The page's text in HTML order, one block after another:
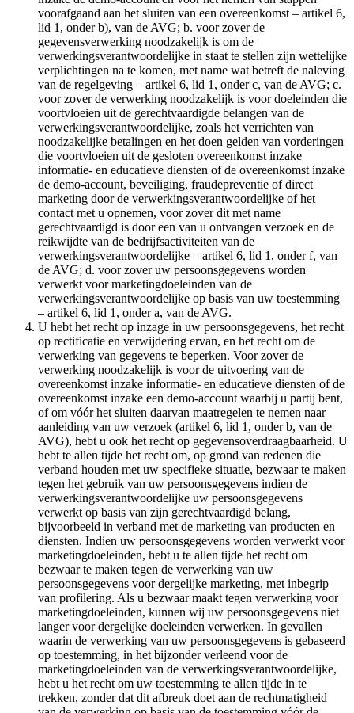
voorafgaand aan het sluiten van een overeenkomst – artikel 6,
lid 1, onder b), van de AVG; b. voor zover de
gegevensverwerking noodzakelijk is om de
verwerkingsverantwoordelijke in staat te stellen zijn wettelijke
verplichtingen na te komen, met name wat betreft de naleving
van de regelgeving – artikel 6, lid 1, onder c, van de AVG; c.
voor zover de verwerking noodzakelijk is voor doeleinden die
voortvloeien uit de gerechtvaardigde belangen van de
verwerkingsverantwoordelijke, zoals het verrichten van
noodzakelijke betalingen en het doen gelden van vorderingen
die voortvloeien uit de gesloten overeenkomst inzake
informatie- en educatieve diensten of de overeenkomst inzake
de demo-account, beveiliging, fraudepreventie of direct
marketing door de verwerkingsverantwoordelijke of het
contact met u opnemen, voor zover dit met name
gerechtvaardigd is door een van u ontvangen verzoek en de
reikwijdte van de bedrijfsactiviteiten van de
verwerkingsverantwoordelijke – artikel 6, lid 1, onder f, van
de AVG; d. voor zover uw persoonsgegevens worden
verwerkt voor marketingdoeleinden van de
verwerkingsverantwoordelijke op basis van uw toestemming
– artikel 6, lid 1, onder a, van de AVG.
U hebt het recht op inzage in uw persoonsgegevens, het recht
op rectificatie en verwijdering ervan, en het recht om de
verwerking van gegevens te beperken. Voor zover de
verwerking noodzakelijk is voor de uitvoering van de
overeenkomst inzake informatie- en educatieve diensten of de
overeenkomst inzake een demo-account waarbij u partij bent,
of om vóór het sluiten daarvan maatregelen te nemen naar
aanleiding van uw verzoek (artikel 6, lid 1, onder b, van de
AVG), hebt u ook het recht op gegevensoverdraagbaarheid. U
hebt te allen tijde het recht om, op grond van redenen die
verband houden met uw specifieke situatie, bezwaar te maken
tegen het gebruik van uw persoonsgegevens indien de
verwerkingsverantwoordelijke uw persoonsgegevens
verwerkt op basis van zijn gerechtvaardigd belang,
bijvoorbeeld in verband met de marketing van producten en
diensten. Indien uw persoonsgegevens worden verwerkt voor
marketingdoeleinden, hebt u te allen tijde het recht om
bezwaar te maken tegen de verwerking van uw
persoonsgegevens voor dergelijke marketing, met inbegrip
van profilering. Als u bezwaar maakt tegen verwerking voor
marketingdoeleinden, kunnen wij uw persoonsgegevens niet
langer voor dergelijke doeleinden verwerken. In gevallen
waarin de verwerking van uw persoonsgegevens is gebaseerd
op toestemming, in het bijzonder verleend voor de
marketingdoeleinden van de verwerkingsverantwoordelijke,
hebt u het recht om uw toestemming te allen tijde in te
trekken, zonder dat dit afbreuk doet aan de rechtmatigheid